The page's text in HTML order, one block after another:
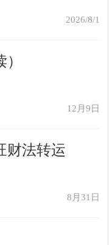
2026/8/1
12月9日
财法转运
8月31日